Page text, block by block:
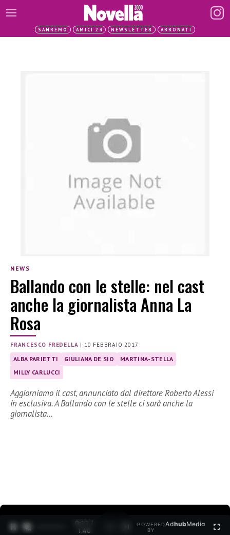
SANREMO AMICI 24 NEWSLETTER ABBONATI
NEWS
Ballando con le stelle: nel cast
anche la giornalista Anna La
Rosa
FRANCESCO FREDELLA | 10 FEBBRAIO 2017
ALBA PARIETTI GIULIANA DE SIO
MARTINA-STELLA
MILLY CARLUCCI
Aggiorniamo il cast, annunciato dal direttore Roberto Alessi
in esclusiva. A Ballando con le stelle ci sarà anche la
giornalista…
0:12 /
1:40
POWERED
BY
AdhubMedia